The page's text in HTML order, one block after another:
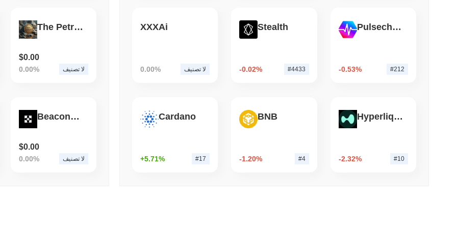
ECONOMIC DATA
بيانات الناتج المحلي الإجمالي الأمريكي تظهر على السلسلة مع تباطؤ النمو في الربع
The Petros Token
$0.00
0.00% لا تصنيف
BeaconOnBase
$0.00
0.00% لا تصنيف
XXXAi
0.00% لا تصنيف
Stealth
-0.02% #4433
Pulsechain
-0.53% #212
Cardano
+5.71% #17
BNB
-1.20% #4
Hyperliquid
-2.32% #10